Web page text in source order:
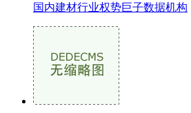
国内建材行业权势巨子数据机构